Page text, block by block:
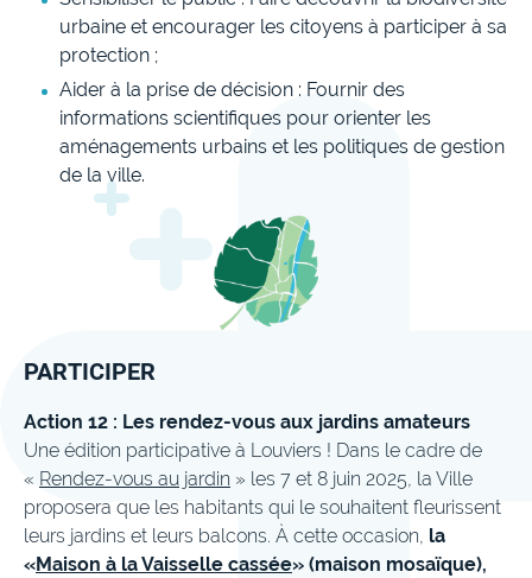
urbaine et encourager les citoyens à participer à sa
protection ;
Aider à la prise de décision : Fournir des
informations scientifiques pour orienter les
aménagements urbains et les politiques de gestion
de la ville.
PARTICIPER
Action 12 : Les rendez-vous aux jardins amateurs
Une édition participative à Louviers ! Dans le cadre de
« Rendez-vous au jardin » les 7 et 8 juin 2025, la Ville
proposera que les habitants qui le souhaitent fleurissent
leurs jardins et leurs balcons. À cette occasion, la
«Maison à la Vaisselle cassée» (maison mosaïque),